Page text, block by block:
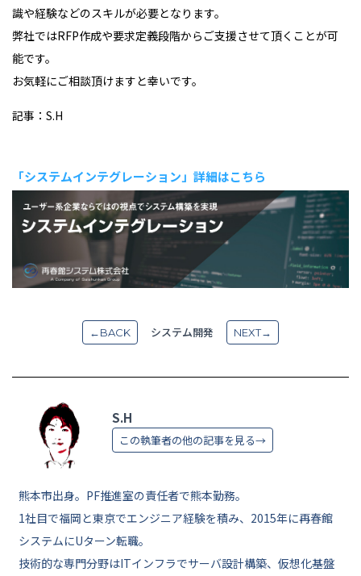
識や経験などのスキルが必要となります。
弊社ではRFP作成や要求定義段階からご支援させて頂くことが可
能です。
お気軽にご相談頂けますと幸いです。
記事：S.H
「システムインテグレーション」詳細はこちら
←BACK システム開発 NEXT→
S.H
この執筆者の他の記事を見る→
熊本市出身。PF推進室の責任者で熊本勤務。
1社目で福岡と東京でエンジニア経験を積み、2015年に再春館
システムにUターン転職。
技術的な専門分野はITインフラでサーバ設計構築、仮想化基盤